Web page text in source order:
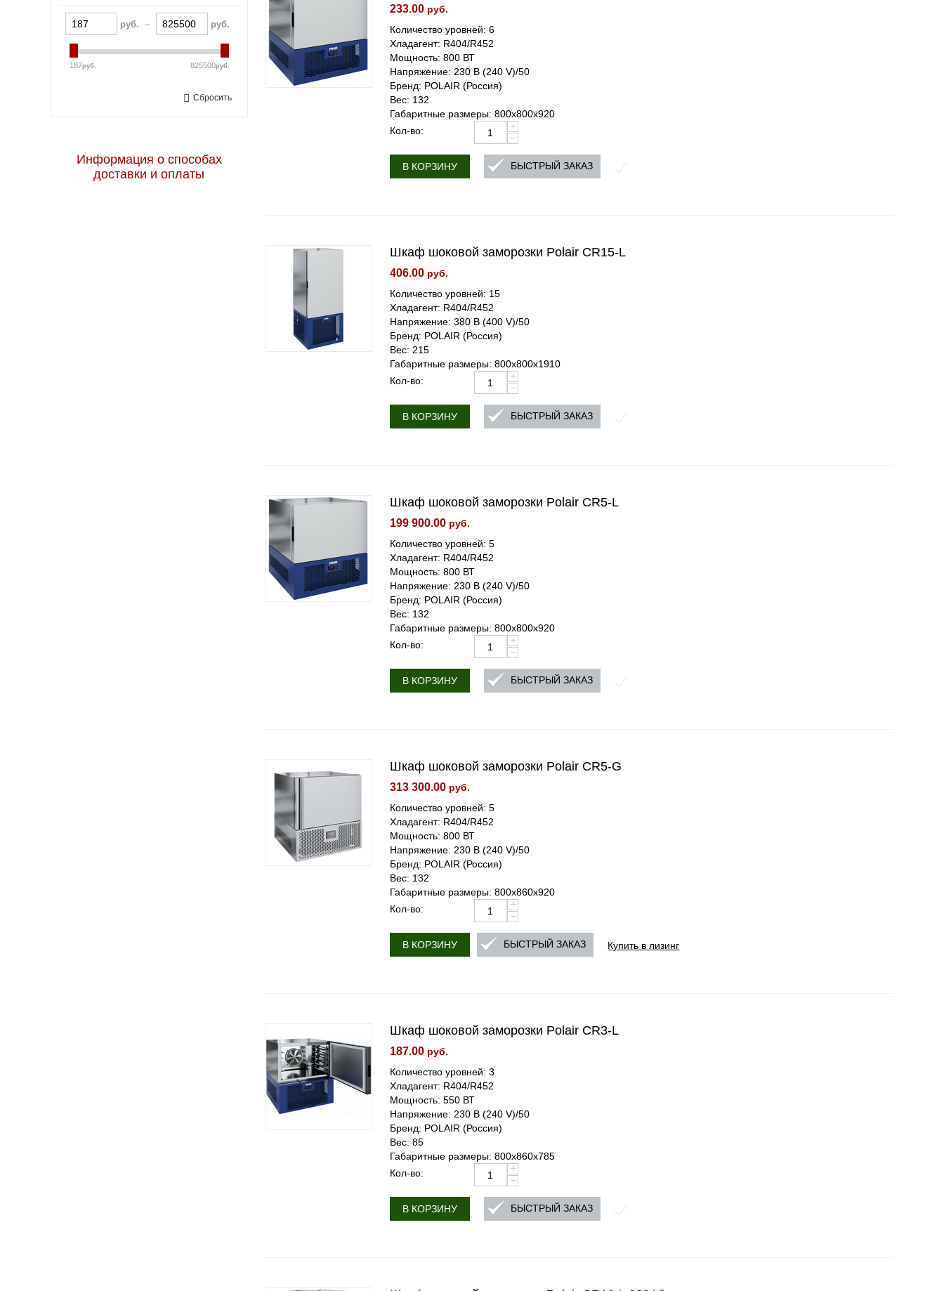
IRINOX (Италия)
руб. – руб.
187руб. 825500руб.
Сбросить
Информация о способах
доставки и оплаты
233.00 руб.
Количество уровней: 6
Хладагент: R404/R452
Мощность: 800 ВТ
Напряжение: 230 В (240 V)/50
Бренд: POLAIR (Россия)
Вес: 132
Габаритные размеры: 800x800x920
Кол-во:
+
−
В КОРЗИНУ БЫСТРЫЙ ЗАКАЗ
Шкаф шоковой заморозки Polair CR15-L
406.00 руб.
Количество уровней: 15
Хладагент: R404/R452
Напряжение: 380 В (400 V)/50
Бренд: POLAIR (Россия)
Вес: 215
Габаритные размеры: 800x800x1910
Кол-во:
+
−
В КОРЗИНУ БЫСТРЫЙ ЗАКАЗ
Шкаф шоковой заморозки Polair CR5-L
199 900.00 руб.
Количество уровней: 5
Хладагент: R404/R452
Мощность: 800 ВТ
Напряжение: 230 В (240 V)/50
Бренд: POLAIR (Россия)
Вес: 132
Габаритные размеры: 800x800x920
Кол-во:
+
−
В КОРЗИНУ БЫСТРЫЙ ЗАКАЗ
Шкаф шоковой заморозки Polair CR5-G
313 300.00 руб.
Количество уровней: 5
Хладагент: R404/R452
Мощность: 800 ВТ
Напряжение: 230 В (240 V)/50
Бренд: POLAIR (Россия)
Вес: 132
Габаритные размеры: 800x860x920
Кол-во:
+
−
В КОРЗИНУ Купить в лизинг
БЫСТРЫЙ ЗАКАЗ
Шкаф шоковой заморозки Polair CR3-L
187.00 руб.
Количество уровней: 3
Хладагент: R404/R452
Мощность: 550 ВТ
Напряжение: 230 В (240 V)/50
Бренд: POLAIR (Россия)
Вес: 85
Габаритные размеры: 800x860x785
Кол-во:
+
−
В КОРЗИНУ БЫСТРЫЙ ЗАКАЗ